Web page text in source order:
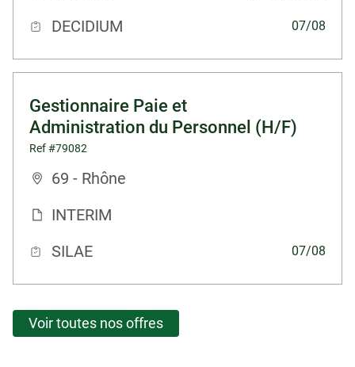
DECIDIUM
07/08
Gestionnaire Paie et
Administration du Personnel (H/F)
Ref #79082
69 - Rhône
INTERIM
SILAE
07/08
Voir toutes nos offres